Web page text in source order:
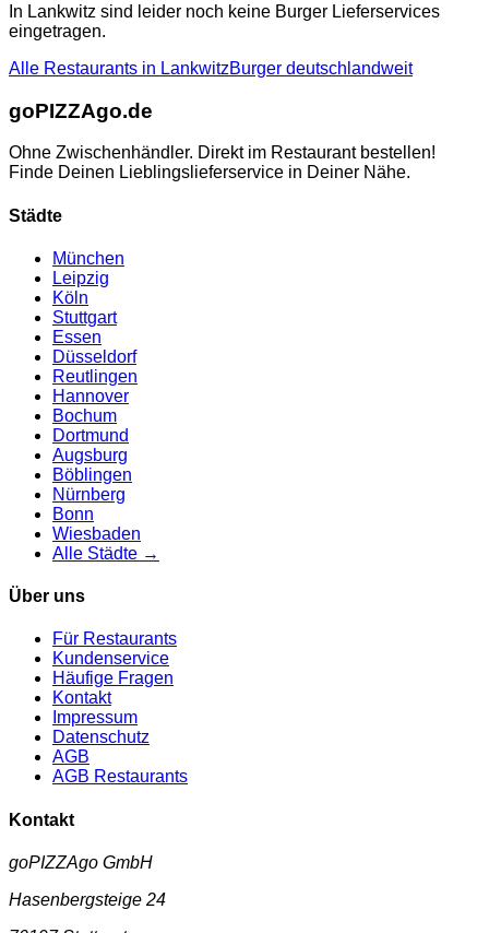
In Lankwitz sind leider noch keine Burger Lieferservices
eingetragen.
Alle Restaurants in LankwitzBurger deutschlandweit
goPIZZAgo.de
Ohne Zwischenhändler. Direkt im Restaurant bestellen!
Finde Deinen Lieblingslieferservice in Deiner Nähe.
Städte
München
Leipzig
Köln
Stuttgart
Essen
Düsseldorf
Reutlingen
Hannover
Bochum
Dortmund
Augsburg
Böblingen
Nürnberg
Bonn
Wiesbaden
Alle Städte →
Über uns
Für Restaurants
Kundenservice
Häufige Fragen
Kontakt
Impressum
Datenschutz
AGB
AGB Restaurants
Kontakt
goPIZZAgo GmbH
Hasenbergsteige 24